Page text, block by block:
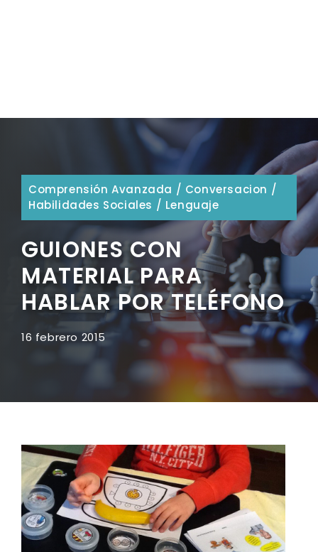
Comprensión Avanzada / Conversacion /
Habilidades Sociales / Lenguaje
GUIONES CON
MATERIAL PARA
HABLAR POR TELÉFONO
16 febrero 2015